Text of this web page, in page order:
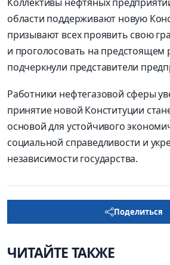
области поддерживают новую
призывают всех проявить свою
и проголосовать на предстоящем
подчеркнули представители
Работники нефтегазовой сферы
принятие новой Конституции
основой для устойчивого
социальной справедливости и
независимости государства.
Поделиться
ЧИТАЙТЕ ТАКЖЕ